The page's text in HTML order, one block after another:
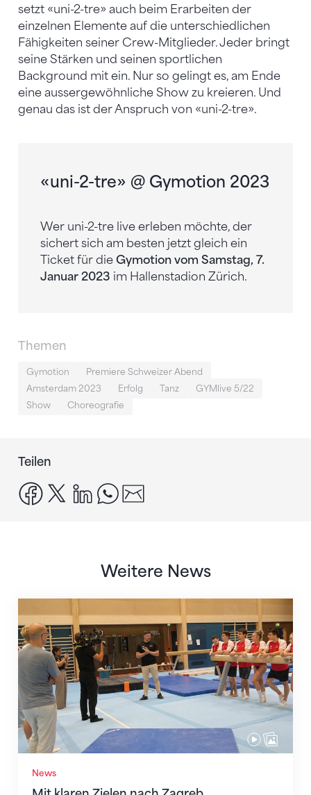
setzt «uni-2-tre» auch beim Erarbeiten der
einzelnen Elemente auf die unterschiedlichen
Fähigkeiten seiner Crew-Mitglieder. Jeder bringt
seine Stärken und seinen sportlichen
Background mit ein. Nur so gelingt es, am Ende
eine aussergewöhnliche Show zu kreieren. Und
genau das ist der Anspruch von «uni-2-tre».
«uni-2-tre» @ Gymotion 2023
Wer uni-2-tre live erleben möchte, der
sichert sich am besten jetzt gleich ein
Ticket für die Gymotion vom Samstag, 7.
Januar 2023 im Hallenstadion Zürich.
Themen
Gymotion
Premiere Schweizer Abend
Amsterdam 2023
Erfolg Tanz
GYMlive 5/22
Show
Choreografie
Teilen
facebook
x linkedinwhatsapp
Weitere News
News
Mit klaren Zielen nach Zagreb